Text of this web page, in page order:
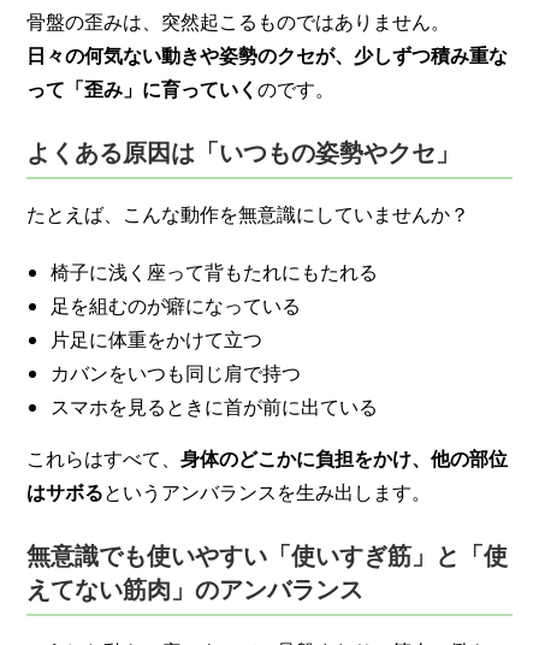
骨盤の歪みは、突然起こるものではありません。
日々の何気ない動きや姿勢のクセが、少しずつ積み重な
って「歪み」に育っていくのです。
よくある原因は「いつもの姿勢やクセ」
たとえば、こんな動作を無意識にしていませんか？
椅子に浅く座って背もたれにもたれる
足を組むのが癖になっている
片足に体重をかけて立つ
カバンをいつも同じ肩で持つ
スマホを見るときに首が前に出ている
これらはすべて、身体のどこかに負担をかけ、他の部位
はサボるというアンバランスを生み出します。
無意識でも使いやすい「使いすぎ筋」と「使
えてない筋肉」のアンバランス